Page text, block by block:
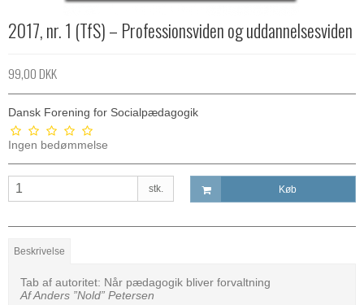
2017, nr. 1 (TfS) – Professionsviden og uddannelsesviden
99,00 DKK
Dansk Forening for Socialpædagogik
Ingen bedømmelse
stk. Køb
Beskrivelse
Tab af autoritet: Når pædagogik bliver forvaltning
Af Anders ”Nold” Petersen